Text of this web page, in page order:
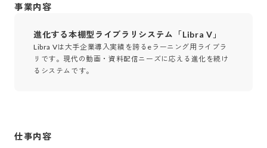
事業内容
進化する本棚型ライブラリシステム「Libra V」
Libra Vは大手企業導入実績を誇るeラーニング用ライブラ
リです。現代の動画・資料配信ニーズに応える進化を続け
るシステムです。
仕事内容